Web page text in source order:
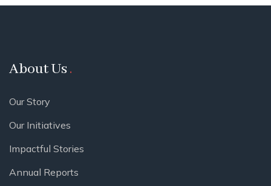
About Us
Our Story
Our Initiatives
Impactful Stories
Annual Reports